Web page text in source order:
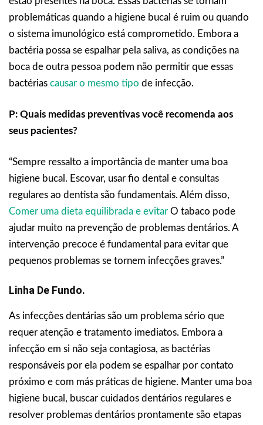
problemáticas quando a higiene bucal é ruim ou quando
o sistema imunológico está comprometido. Embora a
bactéria possa se espalhar pela saliva, as condições na
boca de outra pessoa podem não permitir que essas
bactérias causar o mesmo tipo de infecção.
P: Quais medidas preventivas você recomenda aos
seus pacientes?
“Sempre ressalto a importância de manter uma boa
higiene bucal. Escovar, usar fio dental e consultas
regulares ao dentista são fundamentais. Além disso,
Comer uma dieta equilibrada e evitar O tabaco pode
ajudar muito na prevenção de problemas dentários. A
intervenção precoce é fundamental para evitar que
pequenos problemas se tornem infecções graves.”
Linha De Fundo.
As infecções dentárias são um problema sério que
requer atenção e tratamento imediatos. Embora a
infecção em si não seja contagiosa, as bactérias
responsáveis por ela podem se espalhar por contato
próximo e com más práticas de higiene. Manter uma boa
higiene bucal, buscar cuidados dentários regulares e
resolver problemas dentários prontamente são etapas